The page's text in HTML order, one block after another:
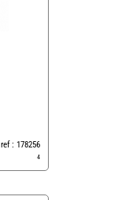
ref : 178256
4